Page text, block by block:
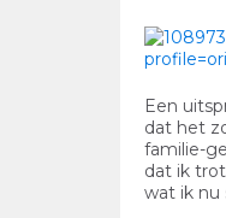
Een
dat het
familie-
dat ik
wat ik nu